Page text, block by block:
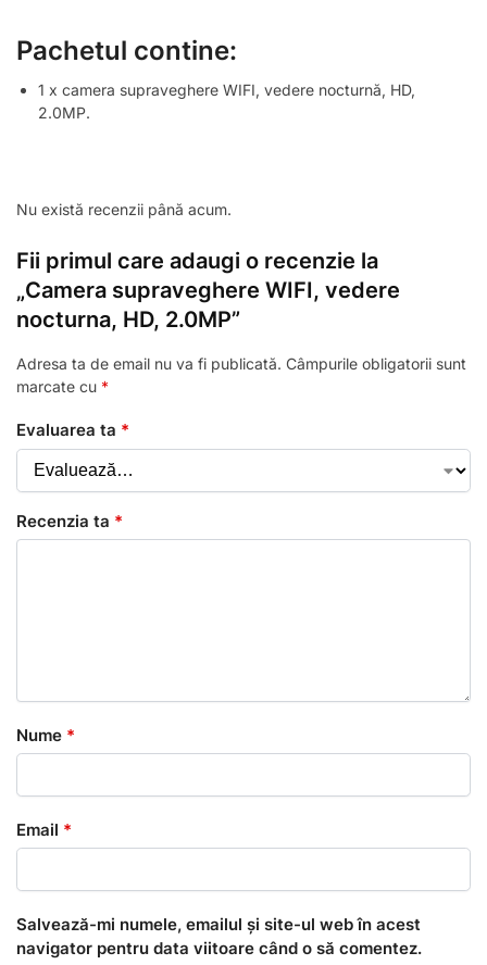
Pachetul contine:
1 x camera supraveghere WIFI, vedere nocturnă, HD,
2.0MP.
Nu există recenzii până acum.
Fii primul care adaugi o recenzie la
„Camera supraveghere WIFI, vedere
nocturna, HD, 2.0MP”
Adresa ta de email nu va fi publicată. Câmpurile obligatorii sunt
marcate cu *
Evaluarea ta *
Recenzia ta *
Nume *
Email *
Salvează-mi numele, emailul și site-ul web în acest
navigator pentru data viitoare când o să comentez.